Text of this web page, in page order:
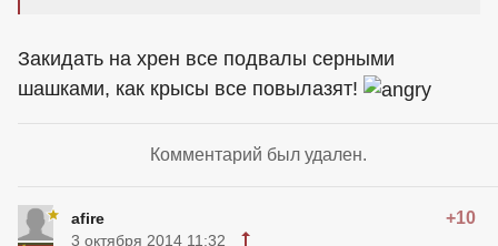
Закидать на хрен все подвалы серными
шашками, как крысы все повылазят!
Комментарий был удален.
afire +10
3 октября 2014 11:32